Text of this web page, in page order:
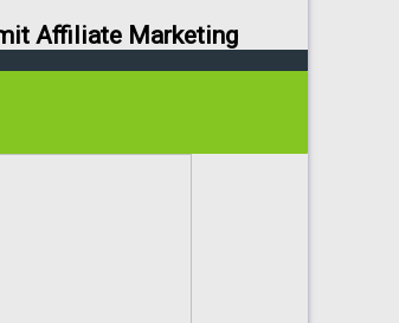
Affiliate Marketing